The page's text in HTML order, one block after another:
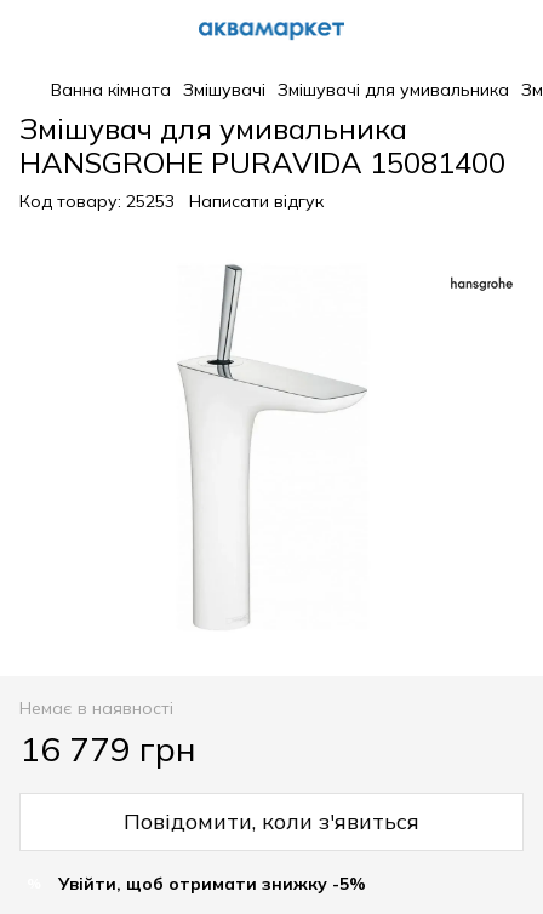
Ванна кімната Змішувачі Змішувачі для умивальника
Змішувач для умивальника
HANSGROHE PURAVIDA 15081400
Код товару: 25253 Написати відгук
Немає в наявності
16 779 грн
Повідомити, коли з'явиться
Увійти, щоб отримати знижку -5%